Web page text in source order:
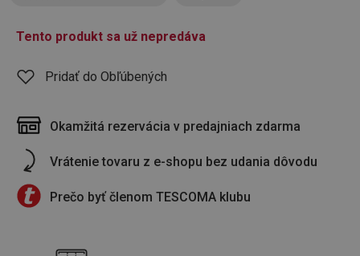
Tento produkt sa už nepredáva
Pridať do Obľúbených
Okamžitá rezervácia v predajniach zdarma
Vrátenie tovaru z e-shopu bez udania dôvodu
Prečo byť členom TESCOMA klubu